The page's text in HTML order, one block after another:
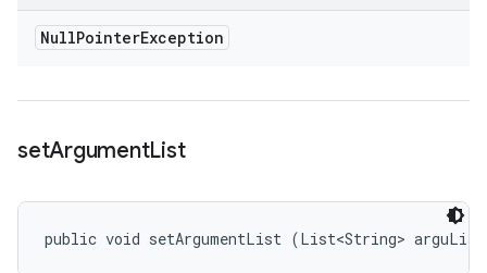
NullPointerException
setArgumentList
public void setArgumentList (List<String>